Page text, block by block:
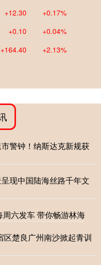
+12.30 +0.17%
+0.10 +0.04%
+164.40 +2.13%
警钟！纳斯达克新规获
现中国陆海丝路千年文
周六发车 带你畅游林海
楚良广州南沙掀起青训